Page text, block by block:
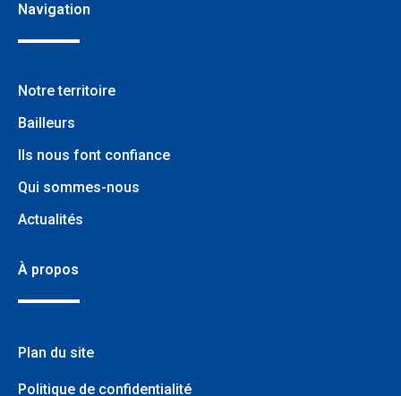
Navigation
Notre territoire
Bailleurs
Ils nous font confiance
Qui sommes-nous
Actualités
À propos
Plan du site
Politique de confidentialité